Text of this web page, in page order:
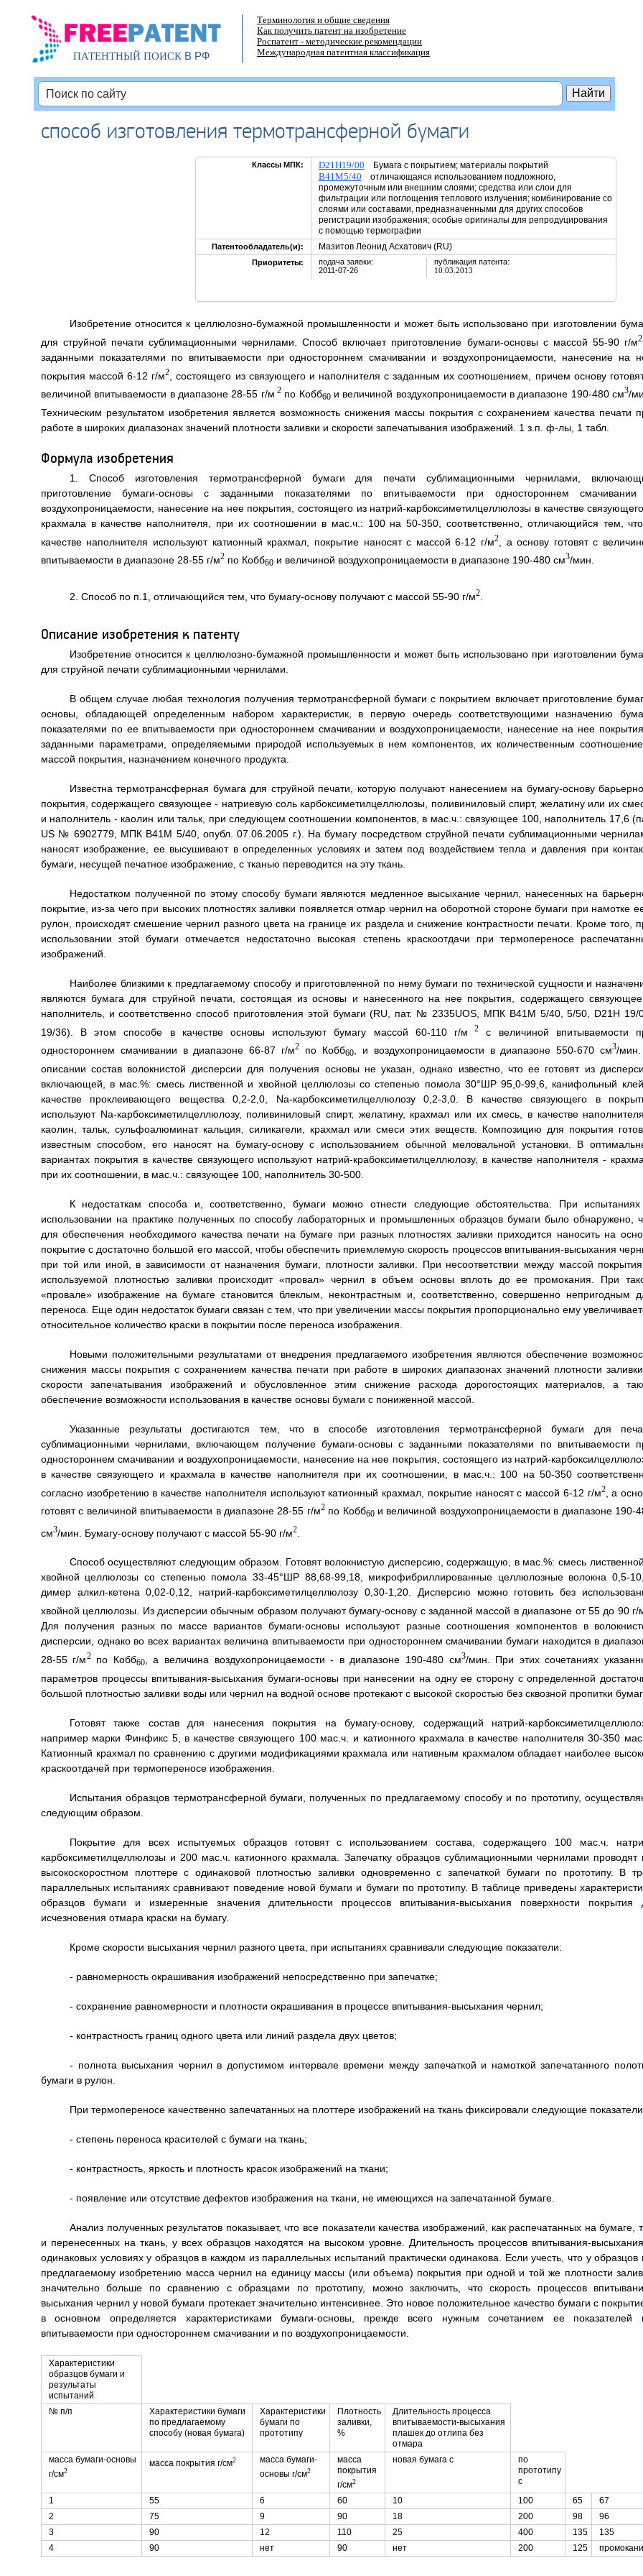
ПАТЕНТНЫЙ ПОИСКВ РФ
Терминология и общие сведения
Как получить патент на изобретение
Роспатент - методические рекомендации
Международная патентная классификация
способ изготовления термотрансферной бумаги
Классы МПК: D21H19/00 Бумага с покрытием; материалы покрытий
B41M5/40 отличающаяся использованием подложного,
промежуточным или внешним слоями; средства или слои для
фильтрации или поглощения теплового излучения; комбинирование со
слоями или составами, предназначенными для других способов
регистрации изображения; особые оригиналы для репродуцирования
с помощью термографии
Патентообладатель(и): Мазитов Леонид Асхатович (RU)
Приоритеты:
подача заявки:
2011-07-26
публикация патента:
10.03.2013
Изобретение относится к целлюлозно-бумажной промышленности и может быть использовано при изготовлении
для струйной печати сублимационными чернилами. Способ включает приготовление бумаги-основы с массой 55-90 г/м2
заданными показателями по впитываемости при одностороннем смачивании и воздухопроницаемости, нанесение на
покрытия массой 6-12 г/м2
, состоящего из связующего и наполнителя с заданным их соотношением, причем основу
величиной впитываемости в диапазоне 28-55 г/м 2по Кобб60и величиной воздухопроницаемости в диапазоне 190-480 см3/
Техническим результатом изобретения является возможность снижения массы покрытия с сохранением качества печати
работе в широких диапазонах значений плотности заливки и скорости запечатывания изображений. 1 з.п. ф-лы, 1 табл.
Формула изобретения
1. Способ изготовления термотрансферной бумаги для печати сублимационными чернилами,
приготовление бумаги-основы с заданными показателями по впитываемости при одностороннем
воздухопроницаемости, нанесение на нее покрытия, состоящего из натрий-карбоксиметилцеллюлозы в качестве
крахмала в качестве наполнителя, при их соотношении в мас.ч.: 100 на 50-350, соответственно, отличающийся тем,
качестве наполнителя используют катионный крахмал, покрытие наносят с массой 6-12 г/м2, а основу готовят с
впитываемости в диапазоне 28-55 г/м2по Кобб60и величиной воздухопроницаемости в диапазоне 190-480 см3/мин.
2. Способ по п.1, отличающийся тем, что бумагу-основу получают с массой 55-90 г/м2.
Описание изобретения к патенту
Изобретение относится к целлюлозно-бумажной промышленности и может быть использовано при изготовлении
для струйной печати сублимационными чернилами.
В общем случае любая технология получения термотрансферной бумаги с покрытием включает приготовление
основы, обладающей определенным набором характеристик, в первую очередь соответствующими назначению
показателями по ее впитываемости при одностороннем смачивании и воздухопроницаемости, нанесение на нее
заданными параметрами, определяемыми природой используемых в нем компонентов, их количественным
массой покрытия, назначением конечного продукта.
Известна термотрансферная бумага для струйной печати, которую получают нанесением на бумагу-основу
покрытия, содержащего связующее - натриевую соль карбоксиметилцеллюлозы, поливиниловый спирт, желатину или их
и наполнитель - каолин или тальк, при следующем соотношении компонентов, в мас.ч.: связующее 100, наполнитель 17,6
US № 6902779, МПК В41М 5/40, опубл. 07.06.2005 г.). На бумагу посредством струйной печати сублимационными
наносят изображение, ее высушивают в определенных условиях и затем под воздействием тепла и давления при
бумаги, несущей печатное изображение, с тканью переводится на эту ткань.
Недостатком полученной по этому способу бумаги являются медленное высыхание чернил, нанесенных на
покрытие, из-за чего при высоких плотностях заливки появляется отмар чернил на оборотной стороне бумаги при намотке
рулон, происходят смешение чернил разного цвета на границе их раздела и снижение контрастности печати. Кроме того,
использовании этой бумаги отмечается недостаточно высокая степень краскоотдачи при термопереносе
изображений.
Наиболее близкими к предлагаемому способу и приготовленной по нему бумаги по технической сущности и
являются бумага для струйной печати, состоящая из основы и нанесенного на нее покрытия, содержащего
наполнитель, и соответственно способ приготовления этой бумаги (RU, пат. № 2335UОS, МПК В41М 5/40, 5/50, D21H 19/
19/36). В этом способе в качестве основы используют бумагу массой 60-110 г/м 2
с величиной впитываемости
одностороннем смачивании в диапазоне 66-87 г/м2 по Кобб60, и воздухопроницаемости в диапазоне 550-670 см3/
описании состав волокнистой дисперсии для получения основы не указан, однако известно, что ее готовят из
включающей, в мас.%: смесь лиственной и хвойной целлюлозы со степенью помола 30°ШР 95,0-99,6, канифольный
качестве проклеивающего вещества 0,2-2,0, Na-карбоксиметилцеллюлозу 0,2-3,0. В качестве связующего в
используют Na-карбоксиметилцеллюлозу, поливиниловый спирт, желатину, крахмал или их смесь, в качестве
каолин, тальк, сульфоалюминат кальция, силикагели, крахмал или смеси этих веществ. Композицию для покрытия
известным способом, его наносят на бумагу-основу с использованием обычной меловальной установки. В
вариантах покрытия в качестве связующего используют натрий-крабоксиметилцеллюлозу, в качестве наполнителя -
при их соотношении, в мас.ч.: связующее 100, наполнитель 30-500.
К недостаткам способа и, соответственно, бумаги можно отнести следующие обстоятельства. При
использовании на практике полученных по способу лабораторных и промышленных образцов бумаги было обнаружено,
для обеспечения необходимого качества печати на бумаге при разных плотностях заливки приходится наносить на
покрытие с достаточно большой его массой, чтобы обеспечить приемлемую скорость процессов впитывания-высыхания
при той или иной, в зависимости от назначения бумаги, плотности заливки. При несоответствии между массой
используемой плотностью заливки происходит «провал» чернил в объем основы вплоть до ее промокания. При
«провале» изображение на бумаге становится блеклым, неконтрастным и, соответственно, совершенно непригодным
переноса. Еще один недостаток бумаги связан с тем, что при увеличении массы покрытия пропорционально ему
относительное количество краски в покрытии после переноса изображения.
Новыми положительными результатами от внедрения предлагаемого изобретения являются обеспечение
снижения массы покрытия с сохранением качества печати при работе в широких диапазонах значений плотности
скорости запечатывания изображений и обусловленное этим снижение расхода дорогостоящих материалов, а
обеспечение возможности использования в качестве основы бумаги с пониженной массой.
Указанные результаты достигаются тем, что в способе изготовления термотрансферной бумаги для
сублимационными чернилами, включающем получение бумаги-основы с заданными показателями по впитываемости
одностороннем смачивании и воздухопроницаемости, нанесение на нее покрытия, состоящего из натрий-
в качестве связующего и крахмала в качестве наполнителя при их соотношении, в мас.ч.: 100 на 50-350
согласно изобретению в качестве наполнителя используют катионный крахмал, покрытие наносят с массой 6-12 г/м2, а
готовят с величиной впитываемости в диапазоне 28-55 г/м2по Кобб60и величиной воздухопроницаемости в диапазоне 190-
см3/мин. Бумагу-основу получают с массой 55-90 г/м2.
Способ осуществляют следующим образом. Готовят волокнистую дисперсию, содержащую, в мас.%: смесь
хвойной целлюлозы со степенью помола 33-45°ШР 88,68-99,18, микрофибриллированные целлюлозные волокна 0,5-
димер алкил-кетена 0,02-0,12, натрий-карбоксиметилцеллюлозу 0,30-1,20. Дисперсию можно готовить без
хвойной целлюлозы. Из дисперсии обычным образом получают бумагу-основу с заданной массой в диапазоне от 55 до 90 г/
Для получения разных по массе вариантов бумаги-основы используют разные соотношения компонентов в
дисперсии, однако во всех вариантах величина впитываемости при одностороннем смачивании бумаги находится в
28-55 г/м2по Кобб60, а величина воздухопроницаемости - в диапазоне 190-480 см3/мин. При этих сочетаниях
параметров процессы впитывания-высыхания бумаги-основы при нанесении на одну ее сторону с определенной
большой плотностью заливки воды или чернил на водной основе протекают с высокой скоростью без сквозной пропитки
Готовят также состав для нанесения покрытия на бумагу-основу, содержащий натрий-
например марки Финфикс 5, в качестве связующего 100 мас.ч. и катионного крахмала в качестве наполнителя 30-350
Катионный крахмал по сравнению с другими модификациями крахмала или нативным крахмалом обладает наиболее
краскоотдачей при термопереносе изображения.
Испытания образцов термотрансферной бумаги, полученных по предлагаемому способу и по прототипу,
следующим образом.
Покрытие для всех испытуемых образцов готовят с использованием состава, содержащего 100 мас.ч.
карбоксиметилцеллюлозы и 200 мас.ч. катионного крахмала. Запечатку образцов сублимационными чернилами проводят
высокоскоростном плоттере с одинаковой плотностью заливки одновременно с запечаткой бумаги по прототипу. В
параллельных испытаниях сравнивают поведение новой бумаги и бумаги по прототипу. В таблице приведены
образцов бумаги и измеренные значения длительности процессов впитывания-высыхания поверхности покрытия
исчезновения отмара краски на бумагу.
Кроме скорости высыхания чернил разного цвета, при испытаниях сравнивали следующие показатели:
- равномерность окрашивания изображений непосредственно при запечатке;
- сохранение равномерности и плотности окрашивания в процессе впитывания-высыхания чернил;
- контрастность границ одного цвета или линий раздела двух цветов;
- полнота высыхания чернил в допустимом интервале времени между запечаткой и намоткой запечатанного
бумаги в рулон.
При термопереносе качественно запечатанных на плоттере изображений на ткань фиксировали следующие
- степень переноса красителей с бумаги на ткань;
- контрастность, яркость и плотность красок изображений на ткани;
- появление или отсутствие дефектов изображения на ткани, не имеющихся на запечатанной бумаге.
Анализ полученных результатов показывает, что все показатели качества изображений, как распечатанных на бумаге,
и перенесенных на ткань, у всех образцов находятся на высоком уровне. Длительность процессов впитывания-
одинаковых условиях у образцов в каждом из параллельных испытаний практически одинакова. Если учесть, что у образцов
предлагаемому изобретению масса чернил на единицу массы (или объема) покрытия при одной и той же плотности
значительно больше по сравнению с образцами по прототипу, можно заключить, что скорость процессов
высыхания чернил у новой бумаги протекает значительно интенсивнее. Это новое положительное качество бумаги с
в основном определяется характеристиками бумаги-основы, прежде всего нужным сочетанием ее показателей
впитываемости при одностороннем смачивании и по воздухопроницаемости.
Характеристики
образцов бумаги и
результаты
испытаний
№ п/п
Характеристики бумаги
по предлагаемому
способу (новая бумага)
Характеристики
бумаги по
прототипу
Плотность
заливки,
%
Длительность процесса
впитываемости-высыхания
плашек до отлипа без
отмара
масса бумаги-основы
г/см2
масса покрытия г/см2
масса бумаги-
основы г/см2
масса
покрытия
г/см2
новая бумага с
по
прототипу
с
1
55 6 60 10 100 65
67
2
75 9 90 18 200 98
96
3
90 12 110 25 400 135
135
4
90 нет 90 нет 200 125